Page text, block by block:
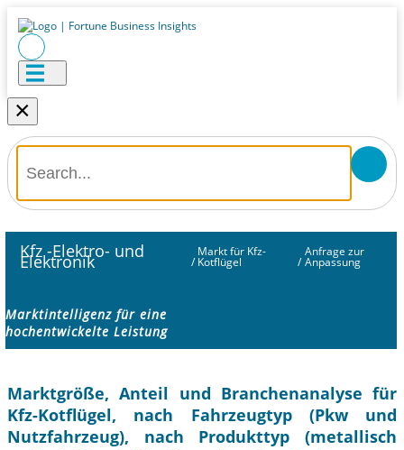
×
Kfz -Elektro- und
Elektronik /
Markt für Kfz-
Kotflügel /
Anfrage zur
Anpassung
Marktintelligenz für eine
hochentwickelte Leistung
Marktgröße, Anteil und Branchenanalyse für
Kfz-Kotflügel, nach Fahrzeugtyp (Pkw und
Nutzfahrzeug), nach Produkttyp (metallisch